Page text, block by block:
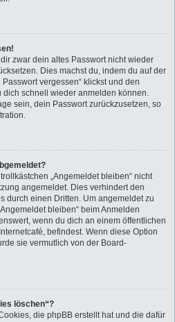
zwar dein altes Passwort nicht wieder
Dies machst du, indem du auf der
vergessen“ klickst und den
dich schnell wieder anmelden können.
sein, dein Passwort zurückzusetzen, so
„Angemeldet bleiben“ nicht
angemeldet. Dies verhindert den
durch einen Dritten. Um angemeldet zu
bleiben“ beim Anmelden
wenn du dich an einem öffentlichen
befindest. Wenn diese Option
sie vermutlich von der Board-
löschen“?
die phpBB erstellt hat und die dafür